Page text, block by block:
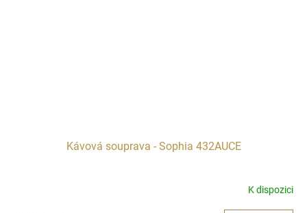
Kávová souprava - Sophia 432AUCE
K dispozici